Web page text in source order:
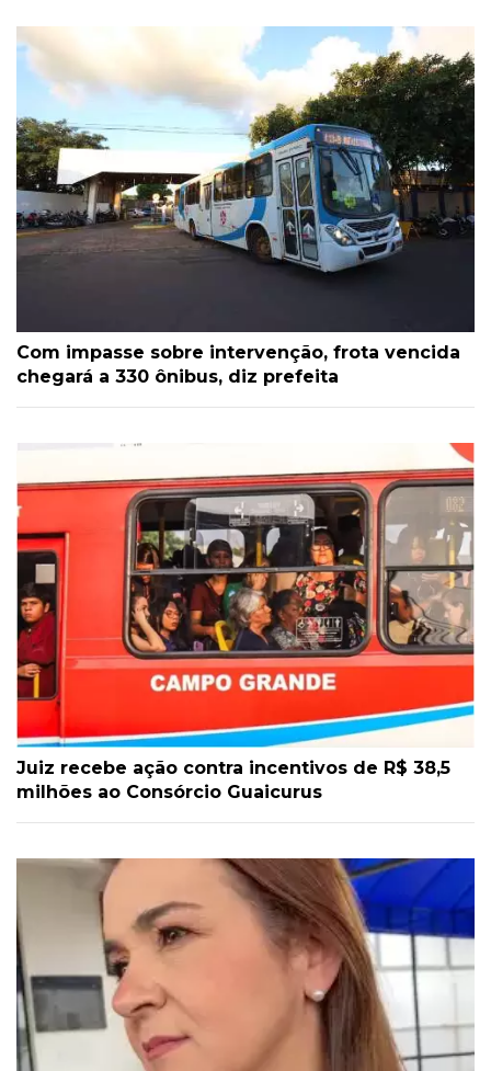
Com impasse sobre intervenção, frota vencida
chegará a 330 ônibus, diz prefeita
Juiz recebe ação contra incentivos de R$ 38,5
milhões ao Consórcio Guaicurus